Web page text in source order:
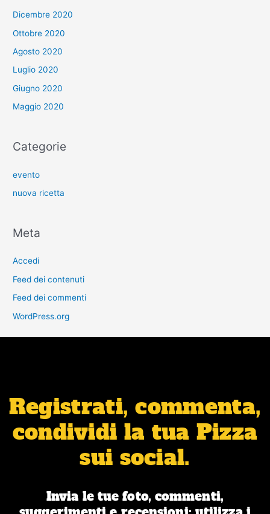
Dicembre 2020
Ottobre 2020
Agosto 2020
Luglio 2020
Giugno 2020
Maggio 2020
Categorie
evento
nuova ricetta
Meta
Accedi
Feed dei contenuti
Feed dei commenti
WordPress.org
Registrati, commenta,
condividi la tua Pizza
sui social.
Invia le tue foto, commenti,